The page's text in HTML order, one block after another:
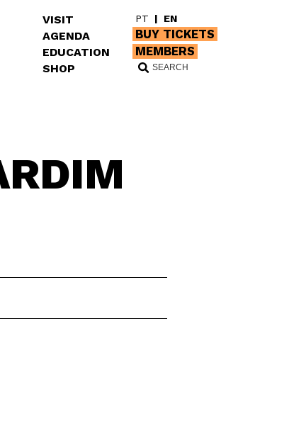
VISIT
AGENDA
EDUCATION
SHOP
PT | EN
BUY TICKETS
MEMBERS